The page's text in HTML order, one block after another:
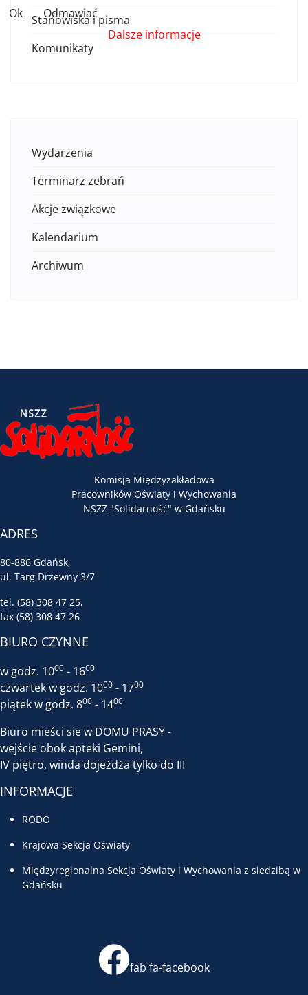
Stanowiska i pisma
Komunikaty
Wydarzenia
Terminarz zebrań
Akcje związkowe
Kalendarium
Archiwum
Komisja Międzyzakładowa
Pracowników Oświaty i Wychowania
NSZZ "Solidarność" w Gdańsku
ADRES
80-886 Gdańsk,
ul. Targ Drzewny 3/7
tel. (58) 308 47 25,
fax (58) 308 47 26
BIURO CZYNNE
w godz. 1000 - 1600
czwartek w godz. 1000 - 1700
piątek w godz. 800 - 1400
Biuro mieści sie w DOMU PRASY -
wejście obok apteki Gemini,
IV piętro, winda dojeżdża tylko do III
INFORMACJE
RODO
Krajowa Sekcja Oświaty
Międzyregionalna Sekcja Oświaty i Wychowania z siedzibą w
Gdańsku
fab fa-facebook
Ok
Odmawiać
Dalsze informacje